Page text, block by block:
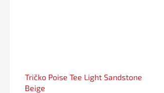
Tričko Poise Tee Light Sandstone
Beige